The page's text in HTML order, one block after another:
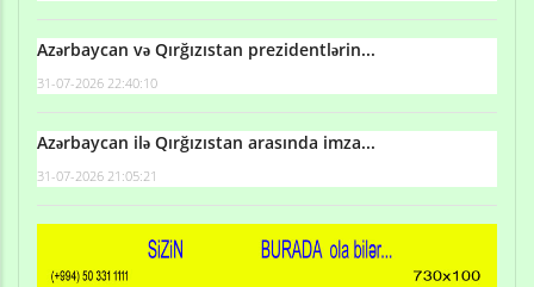
Azərbaycan və Qırğızıstan prezidentlərin...
31-07-2026 22:40:10
Azərbaycan ilə Qırğızıstan arasında imza...
31-07-2026 21:05:21